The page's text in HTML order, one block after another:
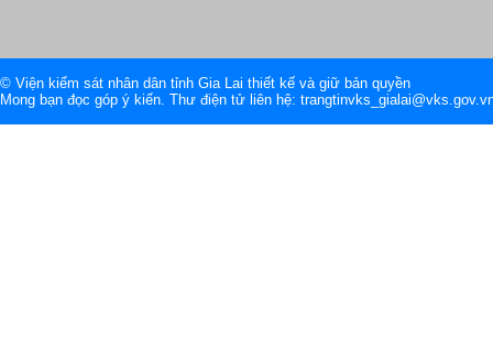
© Viện kiểm sát nhân dân tỉnh Gia Lai thiết kế và giữ bản quyền
Mong bạn đọc góp ý kiến. Thư điện tử liên hệ: